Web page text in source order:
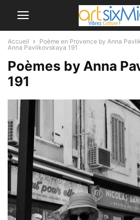
Accueil Poème en Provence by Anna
Anna Pavlikovskaya 191
Poèmes by Anna
191